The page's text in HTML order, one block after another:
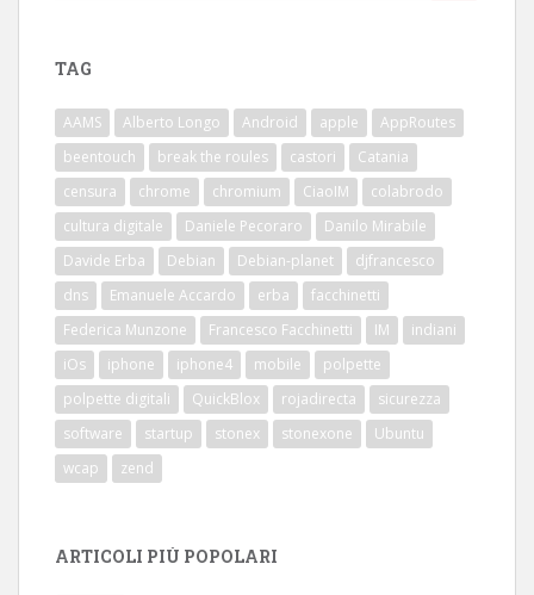
TAG
AAMS Alberto Longo Android apple
AppRoutes
beentouch
break the roules castori
Catania
censura
chrome chromium CiaoIM
colabrodo
cultura digitale
Daniele Pecoraro
Danilo Mirabile
Davide Erba
Debian Debian-planet
djfrancesco
dns
Emanuele Accardo erba
facchinetti
Federica Munzone
Francesco Facchinetti IM
indiani
iOs
iphone iphone4 mobile
polpette
polpette digitali
QuickBlox rojadirecta
sicurezza
software
startup stonex stonexone
Ubuntu
wcap
zend
ARTICOLI PIÙ POPOLARI